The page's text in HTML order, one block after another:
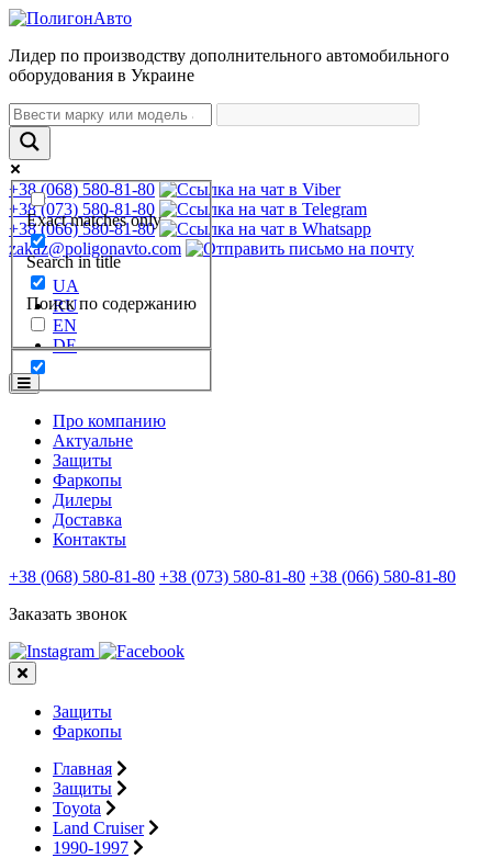
Лидер по производству дополнительного автомобильного
оборудования в Украине
Exact matches only
Search in title
Поиск по содержанию
+38 (068) 580-81-80
+38 (073) 580-81-80
+38 (066) 580-81-80
zakaz@poligonavto.com
UA
RU
EN
DE
Про компанию
Актуальне
Защиты
Фаркопы
Дилеры
Доставка
Контакты
+38 (068) 580-81-80 +38 (073) 580-81-80 +38 (066) 580-81-80
Заказать звонок
Защиты
Фаркопы
Главная
Защиты
Toyota
Land Cruiser
1990-1997